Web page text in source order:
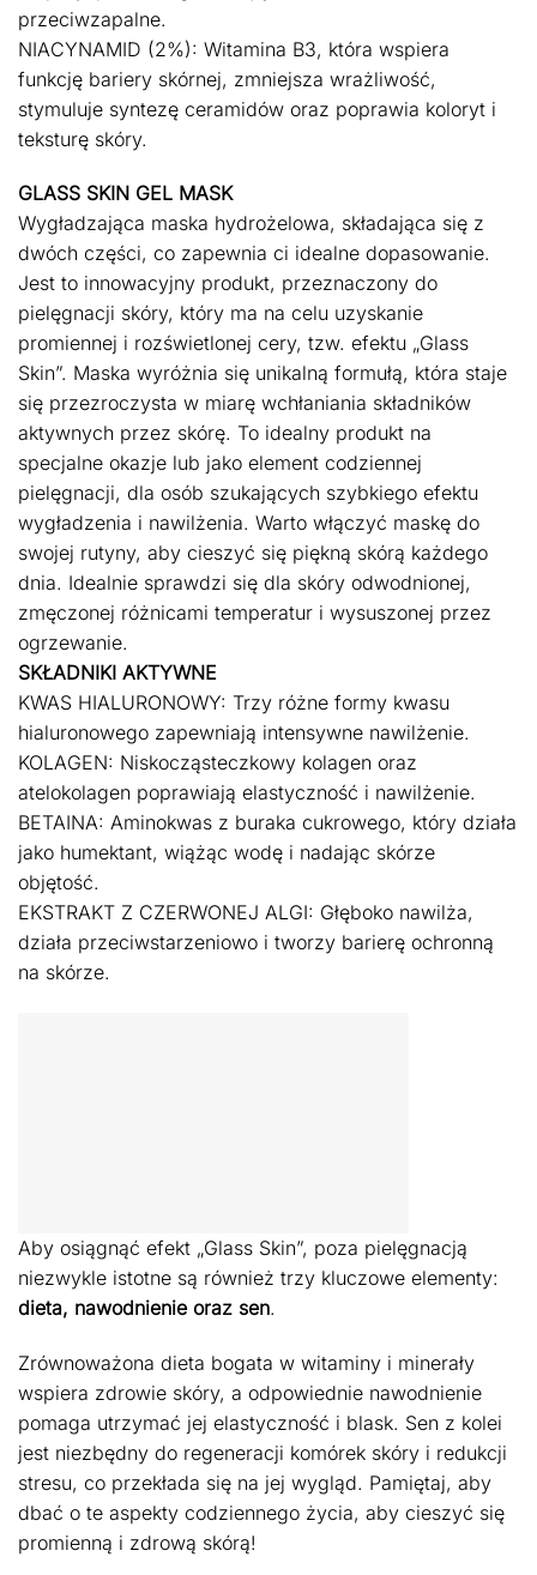
przeciwzapalne.
NIACYNAMID (2%): Witamina B3, która wspiera
funkcję bariery skórnej, zmniejsza wrażliwość,
stymuluje syntezę ceramidów oraz poprawia koloryt i
teksturę skóry.
GLASS SKIN GEL MASK
Wygładzająca maska hydrożelowa, składająca się z
dwóch części, co zapewnia ci idealne dopasowanie.
Jest to innowacyjny produkt, przeznaczony do
pielęgnacji skóry, który ma na celu uzyskanie
promiennej i rozświetlonej cery, tzw. efektu „Glass
Skin”. Maska wyróżnia się unikalną formułą, która staje
się przezroczysta w miarę wchłaniania składników
aktywnych przez skórę. To idealny produkt na
specjalne okazje lub jako element codziennej
pielęgnacji, dla osób szukających szybkiego efektu
wygładzenia i nawilżenia. Warto włączyć maskę do
swojej rutyny, aby cieszyć się piękną skórą każdego
dnia. Idealnie sprawdzi się dla skóry odwodnionej,
zmęczonej różnicami temperatur i wysuszonej przez
ogrzewanie.
SKŁADNIKI AKTYWNE
KWAS HIALURONOWY: Trzy różne formy kwasu
hialuronowego zapewniają intensywne nawilżenie.
KOLAGEN: Niskocząsteczkowy kolagen oraz
atelokolagen poprawiają elastyczność i nawilżenie.
BETAINA: Aminokwas z buraka cukrowego, który działa
jako humektant, wiążąc wodę i nadając skórze
objętość.
EKSTRAKT Z CZERWONEJ ALGI: Głęboko nawilża,
działa przeciwstarzeniowo i tworzy barierę ochronną
na skórze.
Aby osiągnąć efekt „Glass Skin”, poza pielęgnacją
niezwykle istotne są również trzy kluczowe elementy:
dieta, nawodnienie oraz sen.
Zrównoważona dieta bogata w witaminy i minerały
wspiera zdrowie skóry, a odpowiednie nawodnienie
pomaga utrzymać jej elastyczność i blask. Sen z kolei
jest niezbędny do regeneracji komórek skóry i redukcji
stresu, co przekłada się na jej wygląd. Pamiętaj, aby
dbać o te aspekty codziennego życia, aby cieszyć się
promienną i zdrową skórą!